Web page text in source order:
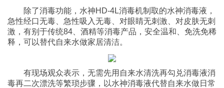
除了消毒功能，水神HD-4L消毒机制取的水神消毒液，
急性经口无毒、急性吸入无毒、对眼睛无刺激、对皮肤无刺
激，有别于传统84、酒精等消毒产品，安全温和、免洗免稀
释，可以替代自来水做家居清洁。
有现场观众表示，无需先用自来水清洗再勾兑消毒液消
毒再二次漂洗等繁琐步骤，以水神消毒液代替自来水做日常